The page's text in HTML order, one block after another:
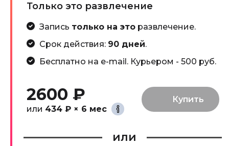
Только это развлечение
Запись только на эторазвлечение.
Срок действия: 90 дней.
Бесплатно на e-mail. Курьером - 500 руб.
2600 ₽
или 434 ₽ × 6 мес
или